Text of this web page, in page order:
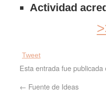
Actividad
Tweet
Esta entrada fue publicada
← Fuente de Ideas